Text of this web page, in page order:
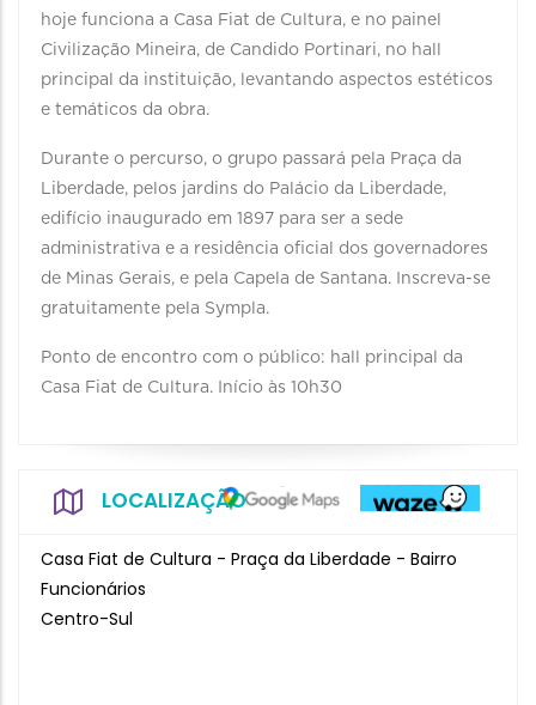
hoje funciona a Casa Fiat de Cultura, e no painel
Civilização Mineira, de Candido Portinari, no hall
principal da instituição, levantando aspectos estéticos
e temáticos da obra.
Durante o percurso, o grupo passará pela Praça da
Liberdade, pelos jardins do Palácio da Liberdade,
edifício inaugurado em 1897 para ser a sede
administrativa e a residência oficial dos governadores
de Minas Gerais, e pela Capela de Santana. Inscreva-se
gratuitamente pela Sympla.
Ponto de encontro com o público: hall principal da
Casa Fiat de Cultura. Início às 10h30
LOCALIZAÇÃO
Casa Fiat de Cultura - Praça da Liberdade - Bairro
Funcionários
Centro-Sul